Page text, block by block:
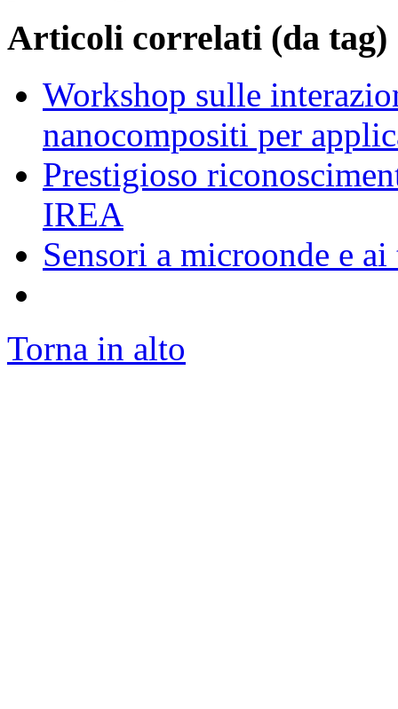
Articoli correlati (da tag)
Workshop sulle
nanocompositi per
Prestigioso
IREA
Sensori a microonde e ai
Torna in alto